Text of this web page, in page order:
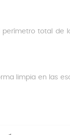
perímetro total de
limpia en las